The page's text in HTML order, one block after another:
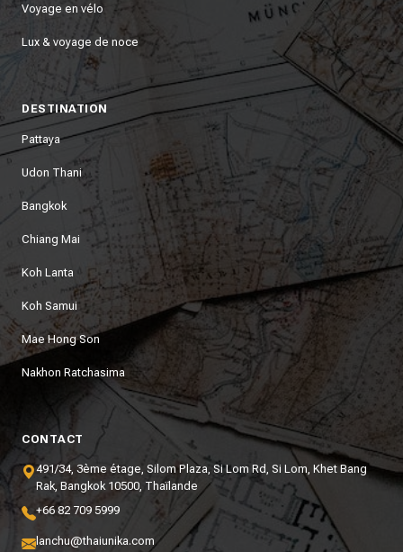
Voyage en vélo
Lux & voyage de noce
DESTINATION
Pattaya
Udon Thani
Bangkok
Chiang Mai
Koh Lanta
Koh Samui
Mae Hong Son
Nakhon Ratchasima
CONTACT
491/34, 3ème étage, Silom Plaza, Si Lom Rd, Si Lom, Khet Bang
Rak, Bangkok 10500, Thaïlande
+66 82 709 5999
lanchu@thaiunika.com